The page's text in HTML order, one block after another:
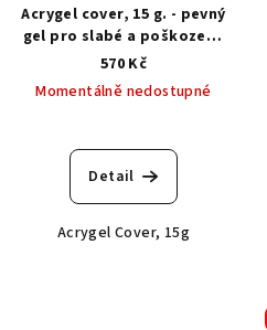
Acrygel cover, 15 g. - pevný
gel pro slabé a poškozené
nehty
570 Kč
Momentálně nedostupné
Detail
Acrygel Cover, 15g